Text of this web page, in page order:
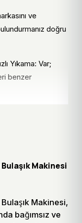
ve
doğru
Yıkama: Var;
benzer
sağlıklı
geçmiş
otomatik
anda alım
Makinesi
Makinesi,
bağımsız ve